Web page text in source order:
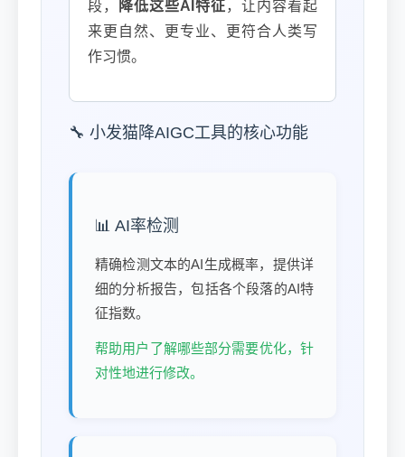
段，
降低这些AI特征，让内容看起
来更自然、更专业、更符合人类写
作习惯。
🔧 小发猫降AIGC工具的核心功能
📊 AI率检测
精确检测文本的AI生成概率，提供详
细的分析报告，包括各个段落的AI特
征指数。
帮助用户了解哪些部分需要优化，针
对性地进行修改。